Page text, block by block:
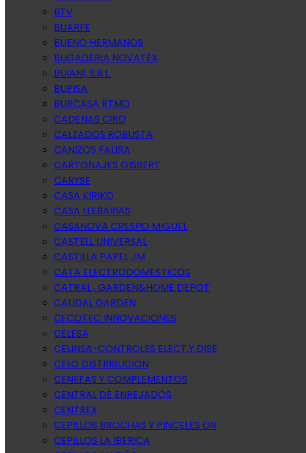
BTV
BUARFE
BUENO HERMANOS
BUGADERIA NOVATEX
BUIANI, S.R.L.
BUPISA
BURCASA RTMD
CADENAS CIRO
CALZADOS ROBUSTA
CANIZOS FAURA
CARTONAJES GISBERT
CARYSE
CASA KIRIKO
CASA LLEBARIAS
CASANOVA CRESPO MIGUEL
CASTELL UNIVERSAL
CASTILLA PAPEL JM
CATA ELECTRODOMESTICOS
CATRAL , GARDEN&HOME DEPOT
CAUDAL GARDEN
CECOTEC INNOVACIONES
CELESA
CELINSA-CONTROLES ELECT.Y DISE
CELO DISTRIBUCION
CENEFAS Y COMPLEMENTOS
CENTRAL DE ENREJADOS
CENTREX
CEPILLOS BROCHAS Y PINCELES OR
CEPILLOS LA IBERICA